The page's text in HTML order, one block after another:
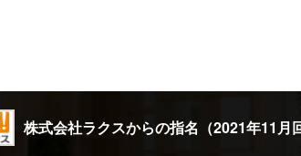
株式会社ラクスからの指名（2021年11月